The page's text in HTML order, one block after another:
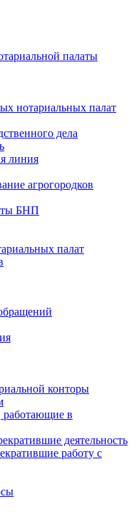
палаты
нотариальных палат
дела
линия
агрогородков
БНП
палат
конторы
работающие в
деятельность
работу с